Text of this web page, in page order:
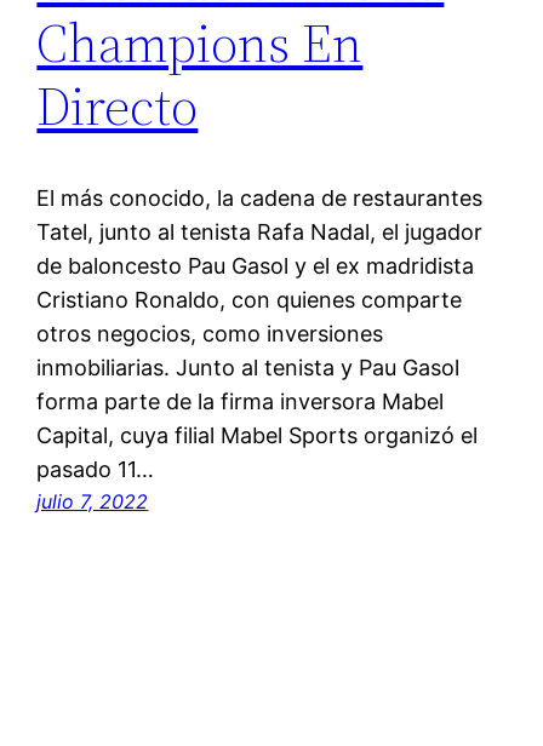
Champions En
Directo
El más conocido, la cadena de restaurantes
Tatel, junto al tenista Rafa Nadal, el jugador
de baloncesto Pau Gasol y el ex madridista
Cristiano Ronaldo, con quienes comparte
otros negocios, como inversiones
inmobiliarias. Junto al tenista y Pau Gasol
forma parte de la firma inversora Mabel
Capital, cuya filial Mabel Sports organizó el
pasado 11…
julio 7, 2022